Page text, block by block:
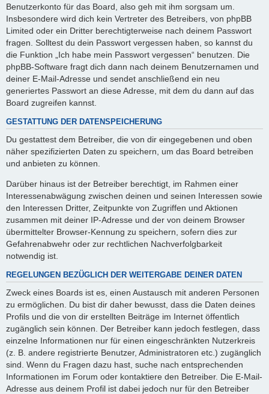
Benutzerkonto für das Board, also geh mit ihm sorgsam um.
Insbesondere wird dich kein Vertreter des Betreibers, von phpBB
Limited oder ein Dritter berechtigterweise nach deinem Passwort
fragen. Solltest du dein Passwort vergessen haben, so kannst du
die Funktion „Ich habe mein Passwort vergessen“ benutzen. Die
phpBB-Software fragt dich dann nach deinem Benutzernamen und
deiner E-Mail-Adresse und sendet anschließend ein neu
generiertes Passwort an diese Adresse, mit dem du dann auf das
Board zugreifen kannst.
GESTATTUNG DER DATENSPEICHERUNG
Du gestattest dem Betreiber, die von dir eingegebenen und oben
näher spezifizierten Daten zu speichern, um das Board betreiben
und anbieten zu können.
Darüber hinaus ist der Betreiber berechtigt, im Rahmen einer
Interessenabwägung zwischen deinen und seinen Interessen sowie
den Interessen Dritter, Zeitpunkte von Zugriffen und Aktionen
zusammen mit deiner IP-Adresse und der von deinem Browser
übermittelter Browser-Kennung zu speichern, sofern dies zur
Gefahrenabwehr oder zur rechtlichen Nachverfolgbarkeit
notwendig ist.
REGELUNGEN BEZÜGLICH DER WEITERGABE DEINER DATEN
Zweck eines Boards ist es, einen Austausch mit anderen Personen
zu ermöglichen. Du bist dir daher bewusst, dass die Daten deines
Profils und die von dir erstellten Beiträge im Internet öffentlich
zugänglich sein können. Der Betreiber kann jedoch festlegen, dass
einzelne Informationen nur für einen eingeschränkten Nutzerkreis
(z. B. andere registrierte Benutzer, Administratoren etc.) zugänglich
sind. Wenn du Fragen dazu hast, suche nach entsprechenden
Informationen im Forum oder kontaktiere den Betreiber. Die E-Mail-
Adresse aus deinem Profil ist dabei jedoch nur für den Betreiber